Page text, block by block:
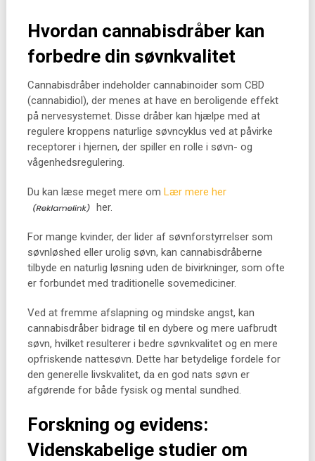
Hvordan cannabisdråber kan
forbedre din søvnkvalitet
Cannabisdråber indeholder cannabinoider som CBD
(cannabidiol), der menes at have en beroligende effekt
på nervesystemet. Disse dråber kan hjælpe med at
regulere kroppens naturlige søvncyklus ved at påvirke
receptorer i hjernen, der spiller en rolle i søvn- og
vågenhedsregulering.
Du kan læse meget mere om Lær mere her
her.
For mange kvinder, der lider af søvnforstyrrelser som
søvnløshed eller urolig søvn, kan cannabisdråberne
tilbyde en naturlig løsning uden de bivirkninger, som ofte
er forbundet med traditionelle sovemediciner.
Ved at fremme afslapning og mindske angst, kan
cannabisdråber bidrage til en dybere og mere uafbrudt
søvn, hvilket resulterer i bedre søvnkvalitet og en mere
opfriskende nattesøvn. Dette har betydelige fordele for
den generelle livskvalitet, da en god nats søvn er
afgørende for både fysisk og mental sundhed.
Forskning og evidens:
Videnskabelige studier om